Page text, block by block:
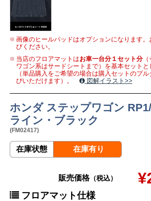
画像のヒールパッドはオプションになります
びください。
当店のフロアマットはお車一台分１セット分（
ワゴン系はサードシートまで）を基本セット
（単品購入をご希望の場合は購入セットのプ
びいただけます）。
図解イラスト>>
ホンダ ステップワゴン
ライン・ブラック
(FM02417)
在庫状態 在庫有り
販売価格（税込）
フロアマット仕様